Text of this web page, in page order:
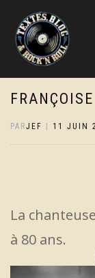
PARJEF 11 JUIN
La
à 80 ans.